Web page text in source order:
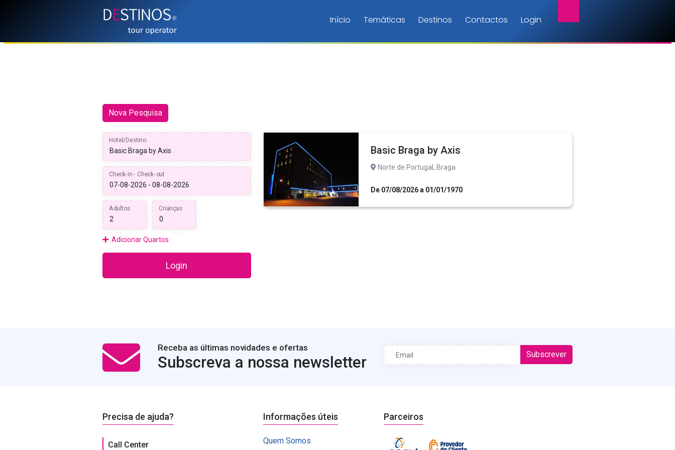
Início Temáticas Destinos Contactos Login
Nova Pesquisa
Hotel/Destino
Check-in - Check-out
Adultos Crianças
Adicionar Quartos
Login
Basic Braga by Axis
Norte de Portugal, Braga
De 07/08/2026 a 01/01/1970
Receba as últimas novidades e ofertas
Subscreva a nossa newsletter Subscrever
Precisa de ajuda?
Call Center
Informações úteis
Quem Somos
Parceiros